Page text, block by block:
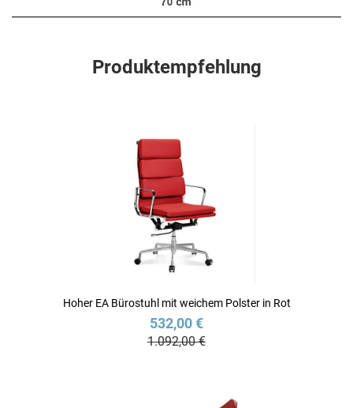
Produktempfehlung
Hoher EA Bürostuhl mit weichem Polster in Rot
532,00 €
1.092,00 €